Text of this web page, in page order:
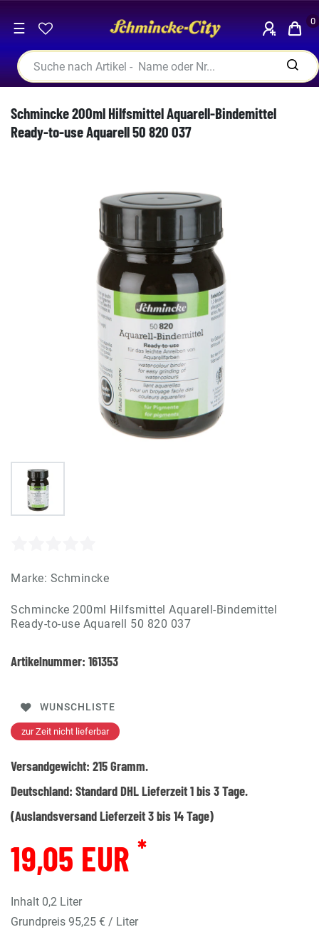
☰ 0
Schmincke 200ml Hilfsmittel Aquarell-Bindemittel
Ready-to-use Aquarell 50 820 037
Marke: Schmincke
Schmincke 200ml Hilfsmittel Aquarell-Bindemittel
Ready-to-use Aquarell 50 820 037
Artikelnummer: 161353
WUNSCHLISTE
zur Zeit nicht lieferbar
Versandgewicht: 215Gramm.
Deutschland: Standard DHL Lieferzeit 1 bis 3 Tage.
(Auslandsversand Lieferzeit 3 bis 14 Tage)
19,05 EUR *
Inhalt 0,2 Liter
Grundpreis 95,25 € / Liter